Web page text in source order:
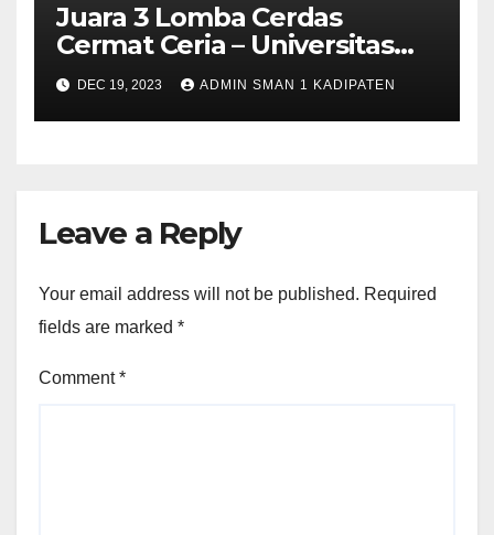
Juara 3 Lomba Cerdas
Cermat Ceria – Universitas
Majalengka
DEC 19, 2023 ADMIN SMAN 1 KADIPATEN
Leave a Reply
Your email address will not be published. Required
fields are marked *
Comment*